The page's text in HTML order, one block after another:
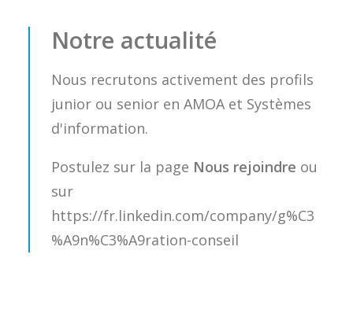
Notre actualité
Nous recrutons activement des profils
junior ou senior en AMOA et Systèmes
d'information.
Postulez sur la page Nous rejoindre ou
sur
https://fr.linkedin.com/company/g%C3
%A9n%C3%A9ration-conseil